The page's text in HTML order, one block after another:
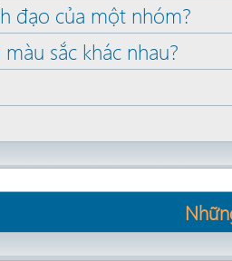
đạo của một nhóm?
sắc khác nhau?